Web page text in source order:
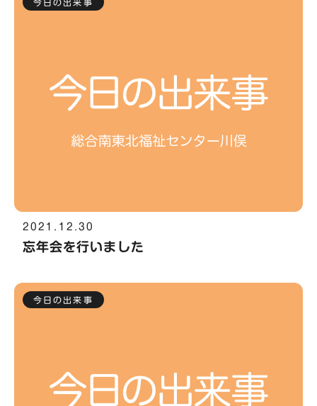
今日の出来事
2021.12.30
忘年会を行いました
今日の出来事